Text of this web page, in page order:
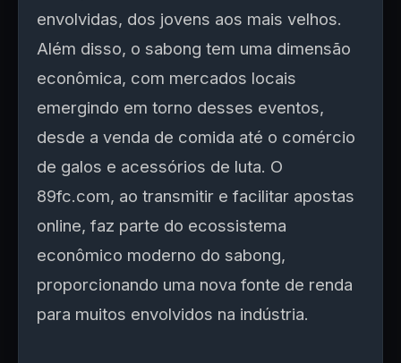
envolvidas, dos jovens aos mais velhos.
Além disso, o sabong tem uma dimensão
econômica, com mercados locais
emergindo em torno desses eventos,
desde a venda de comida até o comércio
de galos e acessórios de luta. O
89fc.com, ao transmitir e facilitar apostas
online, faz parte do ecossistema
econômico moderno do sabong,
proporcionando uma nova fonte de renda
para muitos envolvidos na indústria.